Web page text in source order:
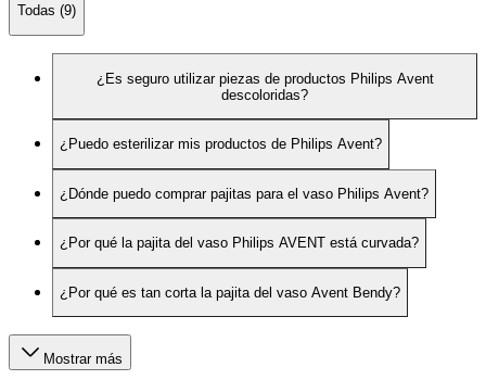
Todas (9)
¿Es seguro utilizar piezas de productos Philips Avent
descoloridas?
¿Puedo esterilizar mis productos de Philips Avent?
¿Dónde puedo comprar pajitas para el vaso Philips Avent?
¿Por qué la pajita del vaso Philips AVENT está curvada?
¿Por qué es tan corta la pajita del vaso Avent Bendy?
Mostrar más